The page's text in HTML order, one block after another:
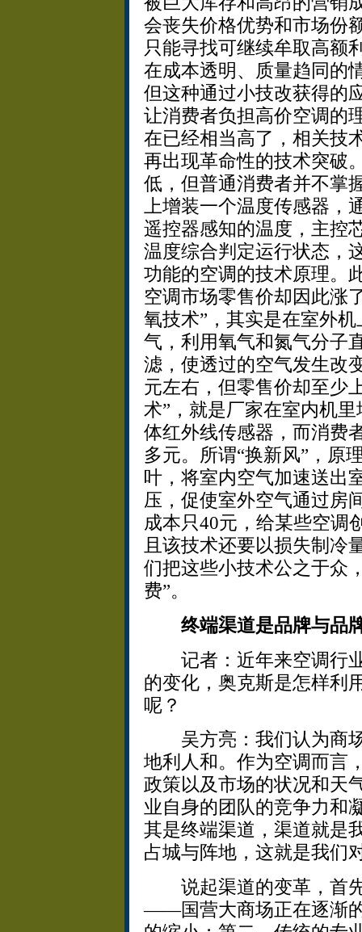
会丧失价格优势和市场份
只能寻找可继续牟取高额
在成本透明、质量趋同的
但这种通过小技改获得的
让消费者负担高价空调的
在已经相当高了，相关技
再出现革命性的技术突破
低，但普通消费者并不掌
上增装一个温度传感器，
遥控器感知的温度，主控
温度综合判定运行状态，
功能的空调的技术原理。
空调市场零售价却因此涨
氧技术”，其实是在室外
气，利用氧气和氮气分子
滤，使透过的空气发生改
元左右，但零售价却至少
术”，就是厂家在室内机
体红外线传感器，而消费
多元。所谓“换新风”，原
叶，将室内空气加速送出
压，促使室外空气通过房
成本只40元，给某些空调
且该技术还要以损失制冷
们把这些小技术公之于众
费”。
终端渠道是品牌与品
记者：近年来空调行业
的变化，奥克斯是怎样利
呢？
吴方亮：我们认为商场
地利人和。作为空调而言
政策以及市场的状况和天
业自身的团队的竞争力和
其是终端渠道，渠道就是
占城与阵地，这就是我们
说起渠道的变革，首先
——国营大商场正在逐渐